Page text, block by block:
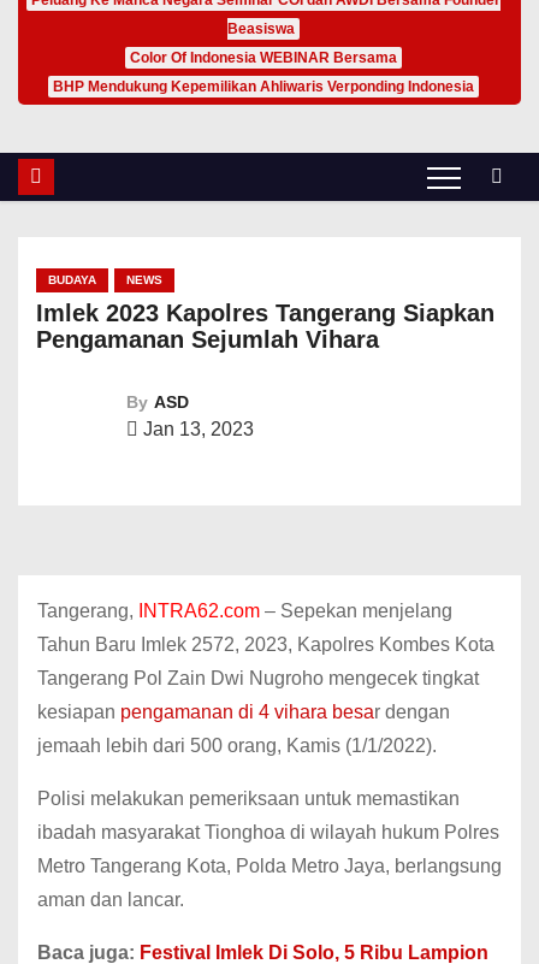
Beasiswa
Color Of Indonesia WEBINAR Bersama
BHP Mendukung Kepemilikan Ahliwaris Verponding Indonesia
BUDAYA NEWS
Imlek 2023 Kapolres Tangerang Siapkan
Pengamanan Sejumlah Vihara
By ASD
Jan 13, 2023
Tangerang, INTRA62.com – Sepekan menjelang
Tahun Baru Imlek 2572, 2023, Kapolres Kombes Kota
Tangerang Pol Zain Dwi Nugroho mengecek tingkat
kesiapan pengamanan di 4 vihara besar dengan
jemaah lebih dari 500 orang, Kamis (1/1/2022).
Polisi melakukan pemeriksaan untuk memastikan
ibadah masyarakat Tionghoa di wilayah hukum Polres
Metro Tangerang Kota, Polda Metro Jaya, berlangsung
aman dan lancar.
Baca juga: Festival Imlek Di Solo, 5 Ribu Lampion